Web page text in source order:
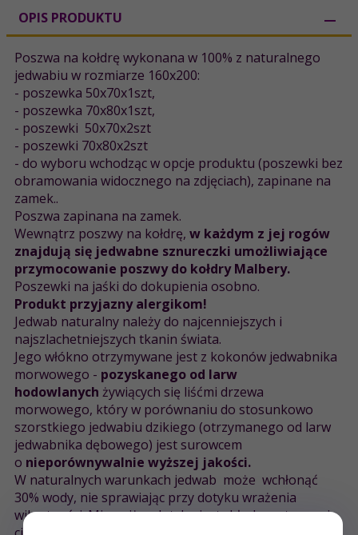
OPIS PRODUKTU
Poszwa na kołdrę wykonana w 100% z naturalnego
jedwabiu w rozmiarze 160x200:
- poszewka 50x70x1szt,
- poszewka 70x80x1szt,
- poszewki 50x70x2szt
- poszewki 70x80x2szt
- do wyboru wchodząc w opcje produktu (poszewki bez
obramowania widocznego na zdjęciach), zapinane na
zamek..
Poszwa zapinana na zamek.
Wewnątrz poszwy na kołdrę, w każdym z jej rogów
znajdują się jedwabne sznureczki umożliwiające
przymocowanie poszwy do kołdry Malbery.
Poszewki na jaśki do dokupienia osobno.
Produkt przyjazny alergikom!
Jedwab naturalny należy do najcenniejszych i
najszlachetniejszych tkanin świata.
Jego włókno otrzymywane jest z kokonów jedwabnika
morwowego - pozyskanego od larw
hodowlanych żywiących się liśćmi drzewa
morwowego, który w porównaniu do stosunkowo
szorstkiego jedwabiu dzikiego (otrzymanego od larw
jedwabnika dębowego) jest surowcem
o nieporównywalnie wyższej jakości.
W naturalnych warunkach jedwab może wchłonąć
30% wody, nie sprawiając przy dotyku wrażenia
wilgotności. Mimo, iż w dotyku jest chłodny, utrzymuje